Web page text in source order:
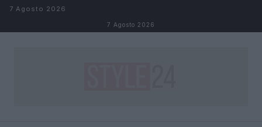
Salta al contenuto
7 Agosto 2026
7 Agosto 2026